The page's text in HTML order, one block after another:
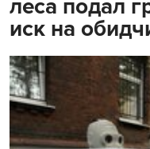
леса подал
иск на